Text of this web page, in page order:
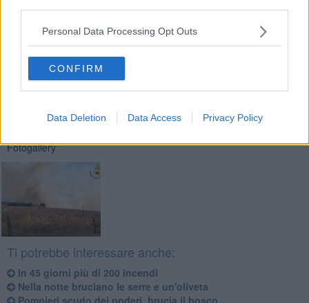
Personal Data Processing Opt Outs
CONFIRM
Data Deletion Data Access Privacy Policy
Se vuoi leggere le notizie principali della Toscana iscriviti alla
Newsletter QUInews - ToscanaMedia.
Basta cliccare QUI
Fotogallery
Ti potrebbe interessare anche:
In 45 giorni più di 200 incendi
Nella notte bruciano le serre e un'oliveta
Pompieri scudo dei poderi, brucia il bosco